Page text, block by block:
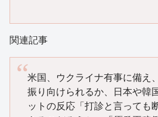
関連記事
米国、ウクライナ有事に備え
振り向けられるか、日本や
ットの反応「打診と言っても